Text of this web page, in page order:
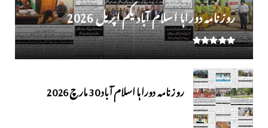
روز نامہ دوراہا اسلام آباد یکم اپریل 2026
روزنامہ دوراہا اسلام آباد 30 مارچ 2026